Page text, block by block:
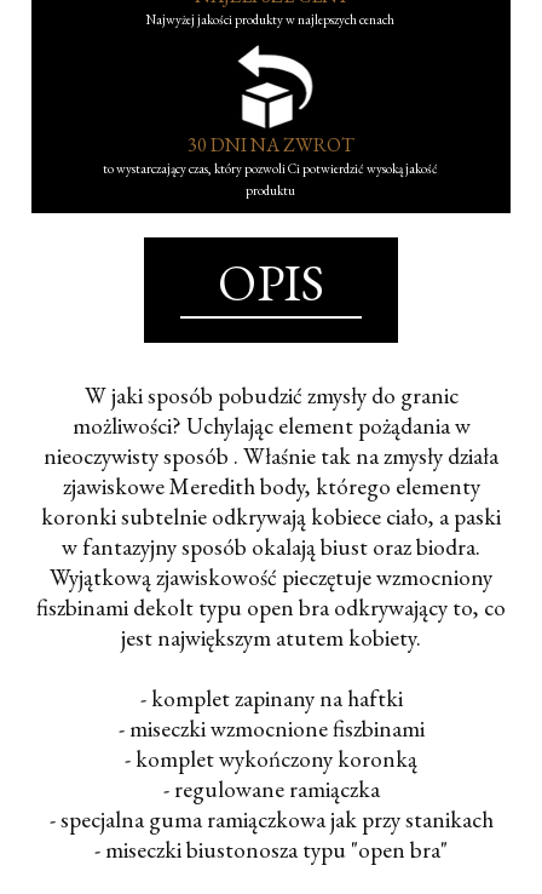
Najwyżej jakości produkty w najlepszych cenach
30 DNI NA ZWROT
to wystarczający czas, który pozwoli Ci potwierdzić wysoką jakość
produktu
OPIS
W jaki sposób pobudzić zmysły do granic
możliwości? Uchylając element pożądania w
nieoczywisty sposób . Właśnie tak na zmysły działa
zjawiskowe Meredith body, którego elementy
koronki subtelnie odkrywają kobiece ciało, a paski
w fantazyjny sposób okalają biust oraz biodra.
Wyjątkową zjawiskowość pieczętuje wzmocniony
fiszbinami dekolt typu open bra odkrywający to, co
jest największym atutem kobiety.
- komplet zapinany na haftki
- miseczki wzmocnione fiszbinami
- komplet wykończony koronką
- regulowane ramiączka
- specjalna guma ramiączkowa jak przy stanikach
- miseczki biustonosza typu "open bra"